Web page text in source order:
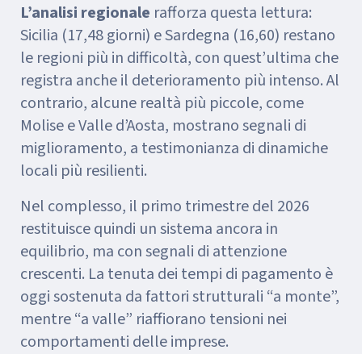
L’analisi regionale rafforza questa lettura:
Sicilia (17,48 giorni) e Sardegna (16,60) restano
le regioni più in difficoltà, con quest’ultima che
registra anche il deterioramento più intenso. Al
contrario, alcune realtà più piccole, come
Molise e Valle d’Aosta, mostrano segnali di
miglioramento, a testimonianza di dinamiche
locali più resilienti.
Nel complesso, il primo trimestre del 2026
restituisce quindi un sistema ancora in
equilibrio, ma con segnali di attenzione
crescenti. La tenuta dei tempi di pagamento è
oggi sostenuta da fattori strutturali “a monte”,
mentre “a valle” riaffiorano tensioni nei
comportamenti delle imprese.